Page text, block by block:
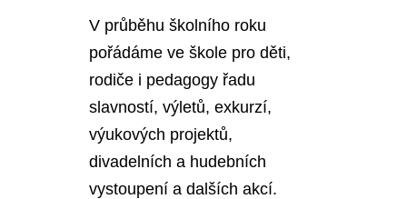
V průběhu školního roku
pořádáme ve škole pro děti,
rodiče i pedagogy řadu
slavností, výletů, exkurzí,
výukových projektů,
divadelních a hudebních
vystoupení a dalších akcí.